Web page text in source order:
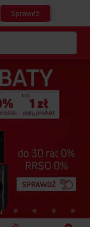
Sprawdź